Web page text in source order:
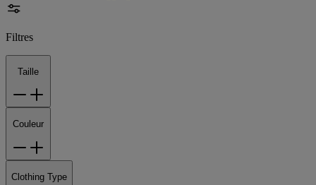
Filtres
Taille
Couleur
Clothing Type